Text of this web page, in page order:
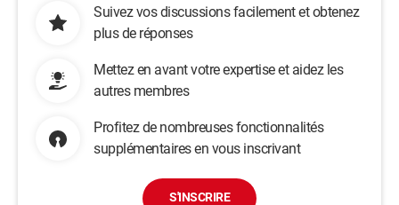
Suivez vos discussions facilement et obtenez
plus de réponses
Mettez en avant votre expertise et aidez les
autres membres
Profitez de nombreuses fonctionnalités
supplémentaires en vous inscrivant
S'INSCRIRE